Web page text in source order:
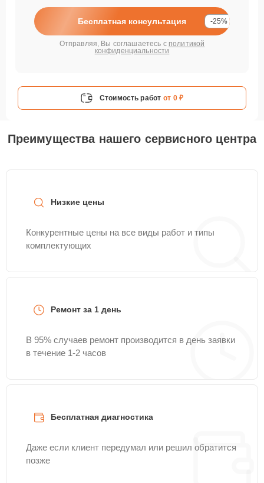
Бесплатная консультация -25%
Отправляя, Вы соглашаетесь с политикой
конфиденциальности
Стоимость работ от 0 ₽
Преимущества нашего сервисного центра
Низкие цены
Конкурентные цены на все виды работ и типы
комплектующих
Ремонт за 1 день
В 95% случаев ремонт производится в день заявки
в течение 1-2 часов
Бесплатная диагностика
Даже если клиент передумал или решил обратится
позже